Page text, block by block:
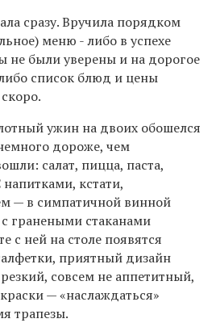
сразу. Вручила порядком
меню - либо в успехе
не были уверены и на дорогое
список блюд и цены
ужин на двоих обошелся
дороже, чем
салат, пицца, паста,
кстати,
— в симпатичной винной
гранеными стаканами
с ней на столе появятся
приятный дизайн
совсем не аппетитный,
— «наслаждаться»
трапезы.